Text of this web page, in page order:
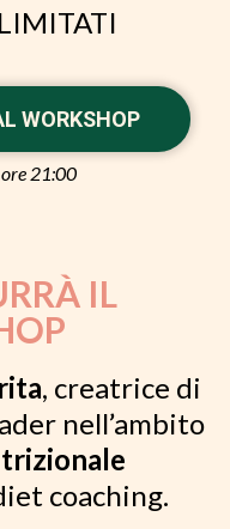
WORKSHOP
21:00
IL
, creatrice di
nell’ambito
coaching.